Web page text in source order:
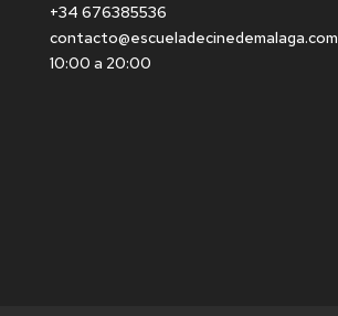
+34 676385536
contacto@escueladecinedemalaga.com
10:00 a 20:00